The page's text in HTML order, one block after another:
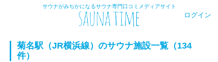
サウナがみぢかになるサウナ専門口コミメディアサイト
ログイン
菊名駅（JR横浜線）のサウナ施設一覧（134
件）